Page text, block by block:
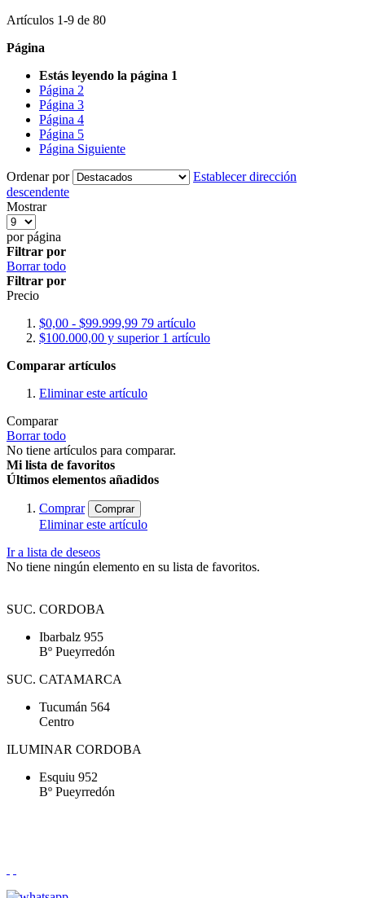
Artículos 1-9 de 80
Página
Estás leyendo la página 1
Página 2
Página 3
Página 4
Página 5
Página Siguiente
Ordenar por
Establecer dirección
descendente
Mostrar
por página
Filtrar por
Borrar todo
Filtrar por
Precio
$0,00 - $99.999,99 79 artículo
$100.000,00 y superior 1 artículo
Comparar artículos
Eliminar este artículo
Comparar
Borrar todo
No tiene artículos para comparar.
Mi lista de favoritos
Últimos elementos añadidos
Comprar Comprar
Eliminar este artículo
Ir a lista de deseos
No tiene ningún elemento en su lista de favoritos.
SUC. CORDOBA
Ibarbalz 955
Bº Pueyrredón
SUC. CATAMARCA
Tucumán 564
Centro
ILUMINAR CORDOBA
Esquiu 952
Bº Pueyrredón